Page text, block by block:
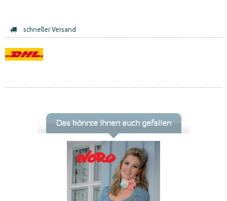
schneller Versand
Das könnte Ihnen auch gefallen